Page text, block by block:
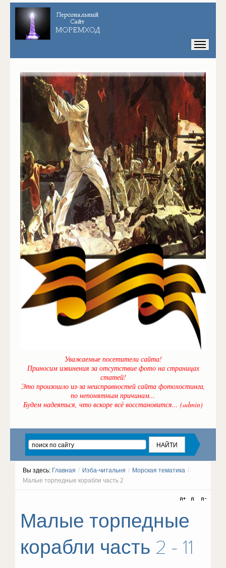
Уважаемые посетители сайта!
Приносим извинения за отсутствие фото на страницах
статей!
Это произошло из-за неисправностей сайта фотохостинга,
по непонятным причинам...
Будем надеяться, что вскоре всё восстановится... (admin)
Вы здесь: Главная / Изба-читальня / Морская тематика /
Малые торпедные корабли часть 2
Малые торпедные
корабли часть 2 - 11